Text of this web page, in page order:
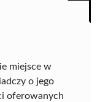
miejsce w
o jego
oferowanych